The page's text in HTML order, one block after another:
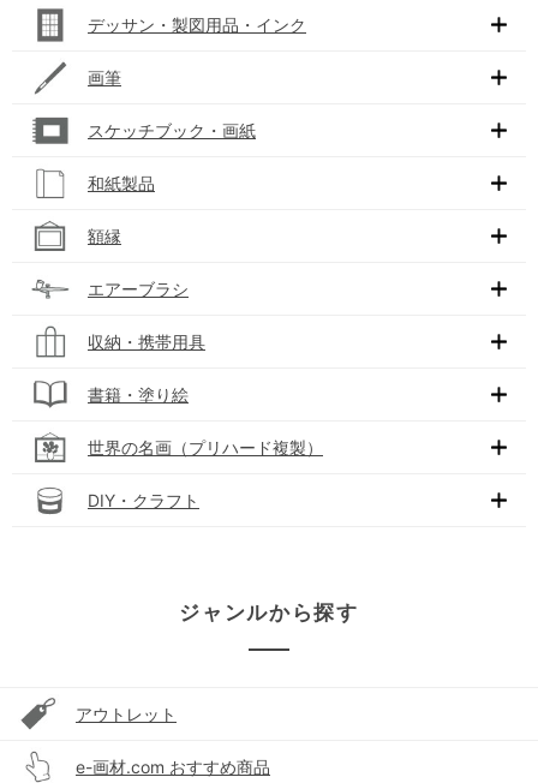
デッサン・製図用品・インク
画筆
スケッチブック・画紙
和紙製品
額縁
エアーブラシ
収納・携帯用具
書籍・塗り絵
世界の名画（プリハード複製）
DIY・クラフト
ジャンルから探す
アウトレット
e-画材.com おすすめ商品